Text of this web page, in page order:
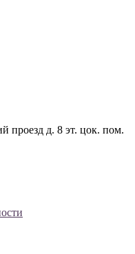
проезд д. 8 эт. цок. пом.